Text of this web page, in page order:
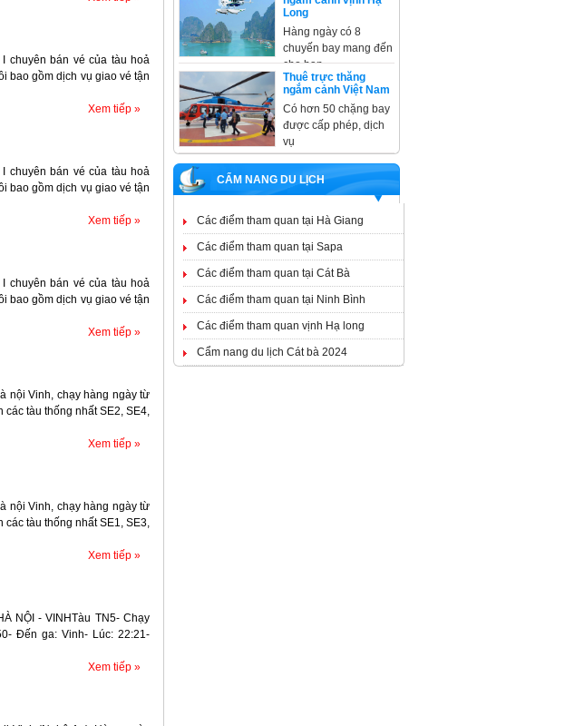
chuyên bán vé của tàu hoả
bao gồm dịch vụ giao vé tận
Xem tiếp »
chuyên bán vé của tàu hoả
bao gồm dịch vụ giao vé tận
Xem tiếp »
chuyên bán vé của tàu hoả
bao gồm dịch vụ giao vé tận
Xem tiếp »
nội Vinh, chạy hàng ngày từ
tàu thống nhất SE2, SE4,
Xem tiếp »
nội Vinh, chạy hàng ngày từ
tàu thống nhất SE1, SE3,
Xem tiếp »
NỘI - VINHTàu TN5- Chạy
Đến ga: Vinh- Lúc: 22:21-
Xem tiếp »
Long
Hàng ngày có 8
chuyến bay mang đến
cho bạn
Thuê trực thăng
ngắm cảnh Việt Nam
Có hơn 50 chặng bay
được cấp phép, dịch
vụ
CẨM NANG DU LỊCH
Các điểm tham quan tại Hà Giang
Các điểm tham quan tại Sapa
Các điểm tham quan tại Cát Bà
Các điểm tham quan tại Ninh Bình
Các điểm tham quan vịnh Hạ long
Cẩm nang du lịch Cát bà 2024